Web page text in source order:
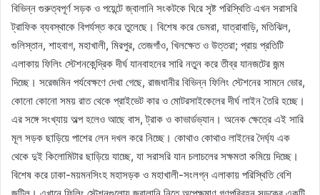
বিভিন্ন গুরুত্বপূর্ণ সড়ক ও পয়েন্টে জ্বালানি সংকটকে ঘিরে সৃষ্ট পরিস্থিতি এখন সরাসরি
ট্রাফিক ব্যবস্থাকে বিপর্যস্ত করে তুলেছে। বিশেষ করে ডেমরা, যাত্রাবাড়ি, মতিঝিল,
গুলিস্তান, শাহবাগ, মহাখালী, মিরপুর, তেজগাঁও, খিলক্ষেত ও উত্তরা; প্রায় প্রতিটি
এলাকায় ফিলিং স্টেশনকেন্দ্রিক দীর্ঘ যানবাহনের সারি নতুন করে তীব্র যানজটের জন্ম
দিচ্ছে। সরেজমিন পর্যবেক্ষণে দেখা গেছে, রাজধানীর বিভিন্ন ফিলিং স্টেশনের সামনে ভোর,
কোনো কোনো সময় রাত থেকে প্রাইভেট কার ও মোটরসাইকেলের দীর্ঘ লাইন তৈরি হচ্ছে।
এর সঙ্গে সংখ্যায় অল্প হলেও আছে বাস, ট্রাক ও কাভার্ডভ্যান। অনেক ক্ষেত্রে এই সারি
মূল সড়ক ছাড়িয়ে পাশের লেন দখল করে নিচ্ছে। কোথাও কোথাও লাইনের দৈর্ঘ্য এক
থেকে দুই কিলোমিটার ছাড়িয়ে যাচ্ছে, যা সরাসরি যান চলাচলের সক্ষমতা কমিয়ে দিচ্ছে।
বিশেষ করে ঢাকা-ময়মনসিংহ মহাসড়ক ও মহাখালী-সংলগ্ন এলাকায় পরিস্থিতি বেশি